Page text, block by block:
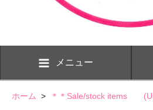
メニュー
ホーム > ＊＊Sale/stock items